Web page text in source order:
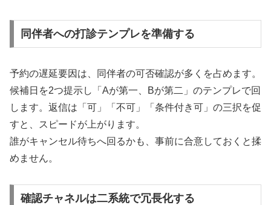
同伴者への打診テンプレを準備する
予約の遅延要因は、同伴者の可否確認が多くを占めます。
候補日を2つ提示し「Aが第一、Bが第二」のテンプレで回
します。返信は「可」「不可」「条件付き可」の三択を促
すと、スピードが上がります。
誰がキャンセル待ちへ回るかも、事前に合意しておくと揉
めません。
確認チャネルは二系統で冗長化する